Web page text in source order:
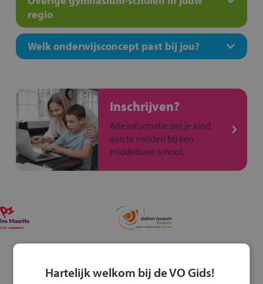
regio
Welk onderwijsconcept past bij jou?
Inschrijven?
Alle informatie om je kind
aan te melden bij een
middelbare school.
Hartelijk welkom bij de VO Gids!